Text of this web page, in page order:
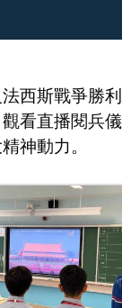
西斯戰爭勝
觀看直播閱兵
神動力。